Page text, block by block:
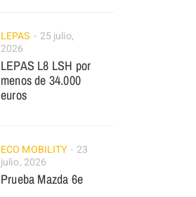
LEPAS
25 julio,
2026
LEPAS L8 LSH por
menos de 34.000
euros
ECO MOBILITY
23
julio, 2026
Prueba Mazda 6e